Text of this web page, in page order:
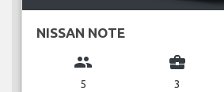
NISSAN NOTE
group
5
business_center
3